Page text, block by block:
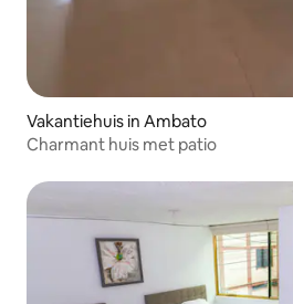
Vakantiehuis in Ambato
Charmant huis met patio